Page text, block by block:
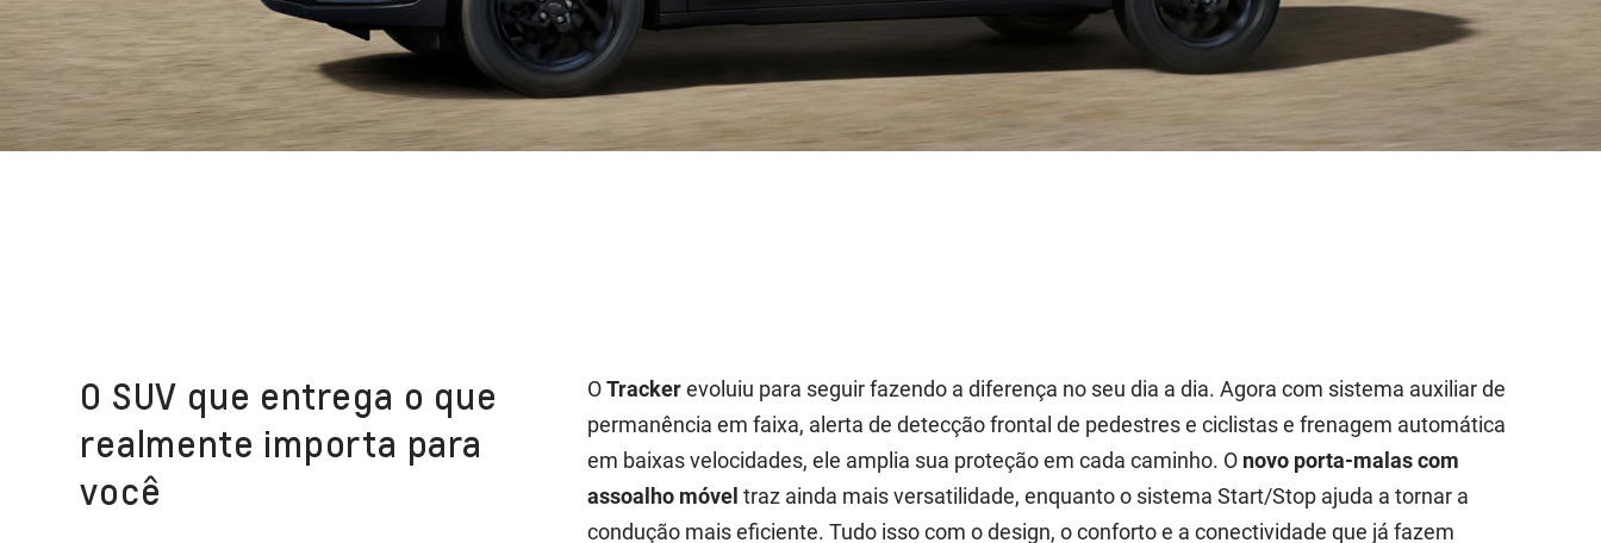
O SUV que entrega o que
realmente importa para
você
OTrackerevoluiu para seguir fazendo a diferença no seu dia a dia. Agora com sistema auxiliar de
permanência em faixa, alerta de detecção frontal de pedestres e ciclistas e frenagem automática
em baixas velocidades, ele amplia sua proteção em cada caminho. O novo porta-malas com
assoalho móvel traz ainda mais versatilidade, enquanto o sistema Start/Stop ajuda a tornar a
condução mais eficiente. Tudo isso com o design, o conforto e a conectividade que já fazem